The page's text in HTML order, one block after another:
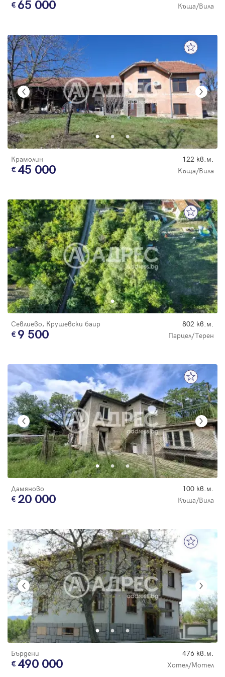
65 000 Къща/Вила
Крамолин 122 кв.м.
45 000 Къща/Вила
Севлиево, Крушевски баир 802 кв.м.
9 500 Парцел/Терен
Дамяново 100 кв.м.
20 000 Къща/Вила
Бърдени 476 кв.м.
490 000 Хотел/Мотел